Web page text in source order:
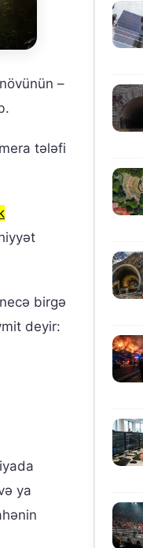
növünün –
tələfi
birgə
deyir:
ya